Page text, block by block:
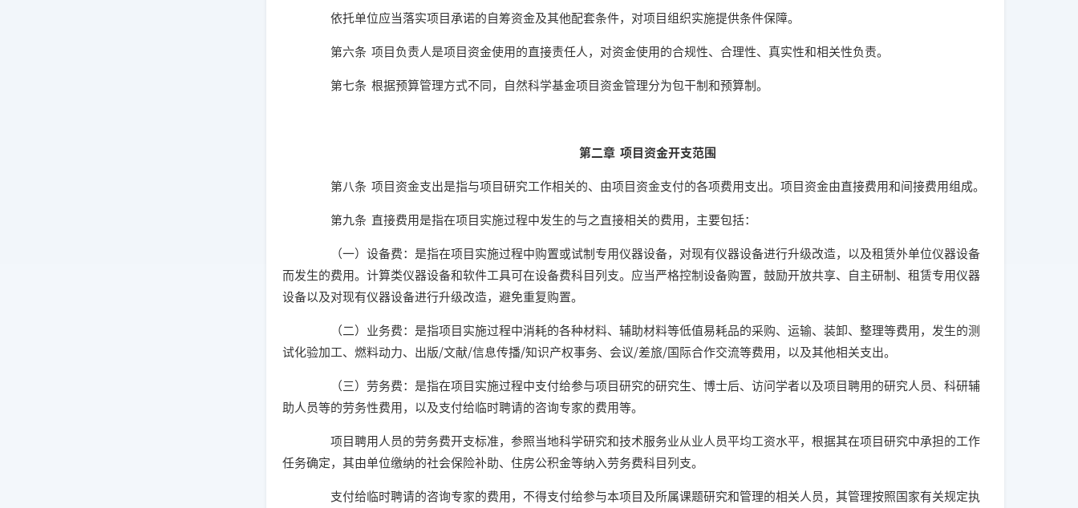
依托单位应当落实项目承诺的自筹资金及其他配套条件，对项目组织实施提供条件保障。
第六条 项目负责人是项目资金使用的直接责任人，对资金使用的合规性、合理性、真实性和相关性负责。
第七条 根据预算管理方式不同，自然科学基金项目资金管理分为包干制和预算制。
第二章 项目资金开支范围
第八条 项目资金支出是指与项目研究工作相关的、由项目资金支付的各项费用支出。项目资金由直接费用和间接费用组成。
第九条 直接费用是指在项目实施过程中发生的与之直接相关的费用，主要包括：
（一）设备费：是指在项目实施过程中购置或试制专用仪器设备，对现有仪器设备进行升级改造，以及租赁外单位仪器设备
而发生的费用。计算类仪器设备和软件工具可在设备费科目列支。应当严格控制设备购置，鼓励开放共享、自主研制、租赁专用仪器
设备以及对现有仪器设备进行升级改造，避免重复购置。
（二）业务费：是指项目实施过程中消耗的各种材料、辅助材料等低值易耗品的采购、运输、装卸、整理等费用，发生的测
试化验加工、燃料动力、出版/文献/信息传播/知识产权事务、会议/差旅/国际合作交流等费用，以及其他相关支出。
（三）劳务费：是指在项目实施过程中支付给参与项目研究的研究生、博士后、访问学者以及项目聘用的研究人员、科研辅
助人员等的劳务性费用，以及支付给临时聘请的咨询专家的费用等。
项目聘用人员的劳务费开支标准，参照当地科学研究和技术服务业从业人员平均工资水平，根据其在项目研究中承担的工作
任务确定，其由单位缴纳的社会保险补助、住房公积金等纳入劳务费科目列支。
支付给临时聘请的咨询专家的费用，不得支付给参与本项目及所属课题研究和管理的相关人员，其管理按照国家有关规定执